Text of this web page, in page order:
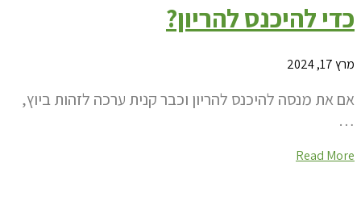
כדי להיכנס להריון?
מרץ 17, 2024
אם את מנסה להיכנס להריון וכבר קנית ערכה לזהות ביוץ,
…
Read More